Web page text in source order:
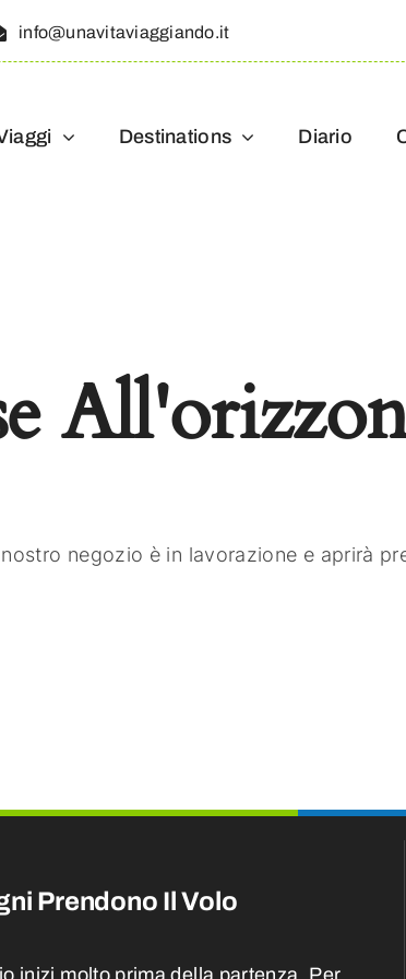
info@unavitaviaggiando.it
Destinations Diario
negozio è in lavorazione e aprirà
Prendono Il Volo
inizi molto prima della partenza. Per